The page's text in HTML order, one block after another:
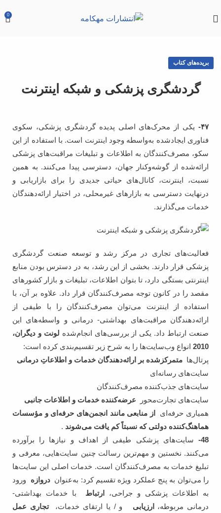
0
بریده‌های کتاب
گردشگری پزشکی و شبکه اینترنت
۴۷-
یکی از محرک‌های اصلی پدیده گردشگری پزشکی، سکوی
فناوری ایجاد‌شده به‌واسطه وجود اینترنت است. با استفاده از این
سکو، مصرف‌کنندگان به اطلاعات و تبلیغات مراقبت‌های پزشکی
ارائه‌شده از گوشه‌وکنار جهان، دسترسی پیدا می‌کنند. به همین
نسبت، اینترنت، کانال‌های حیاتی جدیدی را برای بازاریابی و
در‌نهایت دسترسی به بازارهای غیرمحلی، در اختیار ارائه‌دهندگان
خدمات می‌گذارند.
فعالیت‌های تجاری در مرکز رشد و توسعه صنعت گردشگری
پزشکی قرار دارند. بخشی از این رشد، به در دسترس بودن منابع
اینترنتی بستگی دارد، تا بتوان اطلاعات، تبلیغات و بازار کشورهای
مقصد را در کانون توجه مصرف‌کنندگان قرار داد. علاوه بر آن، با
استفاده از اینترنت می‌توان مصرف‌کنندگان را با طیفی از
ارائه‌دهندگان مراقبت‌های بهداشتی- درمانی و واسطه‌های این
صنعت ارتباط داد. یکی از بررسی‌های انجام‌شده لونت و دیگران،
2010 انواع وب‌سایت‌ها را به شرح زیر تقسیم‌بندی کرده است:
پرتال‌ها متمرکزشده بر ارائه‌دهندگان خدمات و اطلاعاتِ درمانی
سایت‌های رسانه‌ای
سایت‌های جذب‌کننده مصرف‌کنندگان
سایت‌های تجارت‌محور عرضه‌کننده خدمات و اطلاعات جانبی
همیاری حرفه‌ای
از منابعی مانند انجمن‌های حرفه‌ای و مؤسسات
هماهنگ‌کننده دولتی که نسبتاً کم یافت می‌شوند .
48-
سایت‌های پزشکی طیفی از اهداف و نیازها را برآورده
می‌کنند. نخستین و مهم‌ترین رسالت چنین سایت‌هایی، معرفی و
تبلیغ خدمات به مصرف‌کنندگان است. خدمات اصلی این سایت‌ها
را می‌توان به پنج عملکرد ویژه تقسیم کرد: به‌عنواندروازه
ورود
به اطلاعات پزشکی و جراحی،
ارتباط
با خدمات بهداشتی-
درمانی مربوطه،
ارزیابی و / یا ارتقای خدمات،تجاری عمل